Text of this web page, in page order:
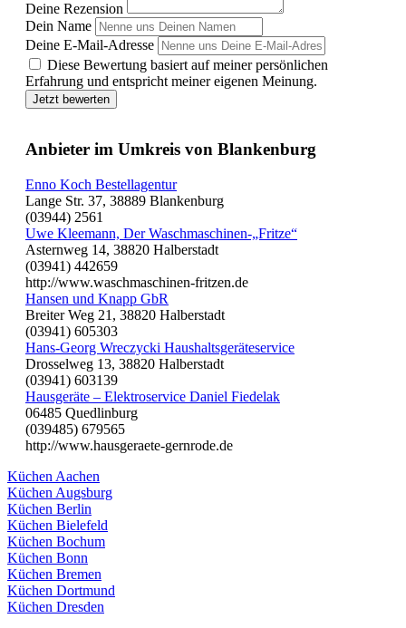
Deine Rezension
Dein Name
Deine E-Mail-Adresse
Diese Bewertung basiert auf meiner persönlichen
Erfahrung und entspricht meiner eigenen Meinung.
Jetzt bewerten
Anbieter im Umkreis von Blankenburg
Enno Koch Bestellagentur
Lange Str. 37, 38889 Blankenburg
(03944) 2561
Uwe Kleemann, Der Waschmaschinen-„Fritze“
Asternweg 14, 38820 Halberstadt
(03941) 442659
http://www.waschmaschinen-fritzen.de
Hansen und Knapp GbR
Breiter Weg 21, 38820 Halberstadt
(03941) 605303
Hans-Georg Wreczycki Haushaltsgeräteservice
Drosselweg 13, 38820 Halberstadt
(03941) 603139
Hausgeräte – Elektroservice Daniel Fiedelak
06485 Quedlinburg
(039485) 679565
http://www.hausgeraete-gernrode.de
Küchen Aachen
Küchen Augsburg
Küchen Berlin
Küchen Bielefeld
Küchen Bochum
Küchen Bonn
Küchen Bremen
Küchen Dortmund
Küchen Dresden